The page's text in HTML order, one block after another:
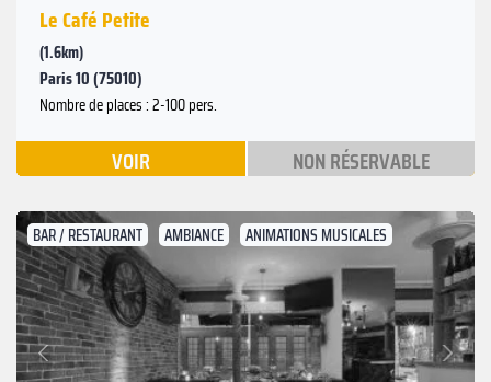
Le Café Petite
(1.6km)
Paris 10 (75010)
Nombre de places : 2-100 pers.
VOIR NON RÉSERVABLE
BAR / RESTAURANT AMBIANCE ANIMATIONS MUSICALES
Précédent
Suivant